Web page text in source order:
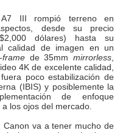
III rompió terreno en
desde su precio
dólares) hasta su
calidad de imagen en un
framede 35mm mirrorless,
4K de excelente calidad,
poco estabilización de
(IBIS) y posiblemente la
de enfoque
los ojos del mercado.
Canon va a tener mucho de